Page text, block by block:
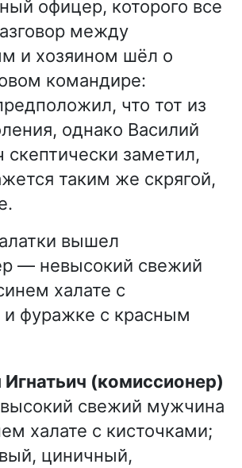
офицер, которого все
между
и хозяином шёл о
командире:
что тот из
однако Василий
скептически заметил,
таким же скрягой,
вышел
— невысокий свежий
халате с
и фуражке с красным
Игнатьич (комиссионер)
свежий мужчина
халате с кисточками;
циничный,